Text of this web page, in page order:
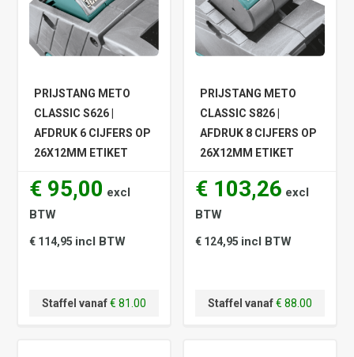
PRIJSTANG METO
CLASSIC S626 |
AFDRUK 6 CIJFERS OP
26X12MM ETIKET
€ 95,00 excl
BTW
€ 114,95 incl BTW
Staffel vanaf€ 81.00
PRIJSTANG METO
CLASSIC S826 |
AFDRUK 8 CIJFERS OP
26X12MM ETIKET
€ 103,26 excl
BTW
€ 124,95 incl BTW
Staffel vanaf€ 88.00